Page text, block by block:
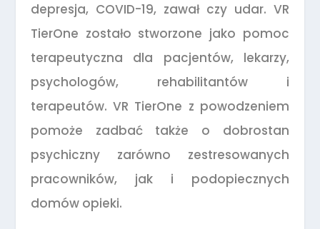
depresja, COVID-19, zawał czy udar. VR
TierOne zostało stworzone jako pomoc
terapeutyczna dla pacjentów, lekarzy,
psychologów, rehabilitantów i
terapeutów. VR TierOne z powodzeniem
pomoże zadbać także o dobrostan
psychiczny zarówno zestresowanych
pracowników, jak i podopiecznych
domów opieki.